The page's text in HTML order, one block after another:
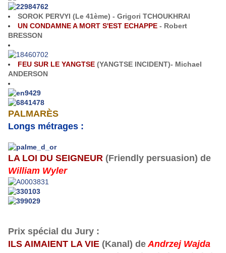
SOROK PERVYI (Le 41ème) - Grigori TCHOUKHRAI
UN CONDAMNE A MORT S'EST ECHAPPE - Robert
BRESSON
FEU SUR LE YANGTSE (YANGTSE INCIDENT)- Michael
ANDERSON
PALMARÈS
Longs métrages :
LA LOI DU SEIGNEUR (Friendly persuasion) de
William Wyler
Prix spécial du Jury :
ILS AIMAIENT LA VIE (Kanal) de Andrzej Wajda